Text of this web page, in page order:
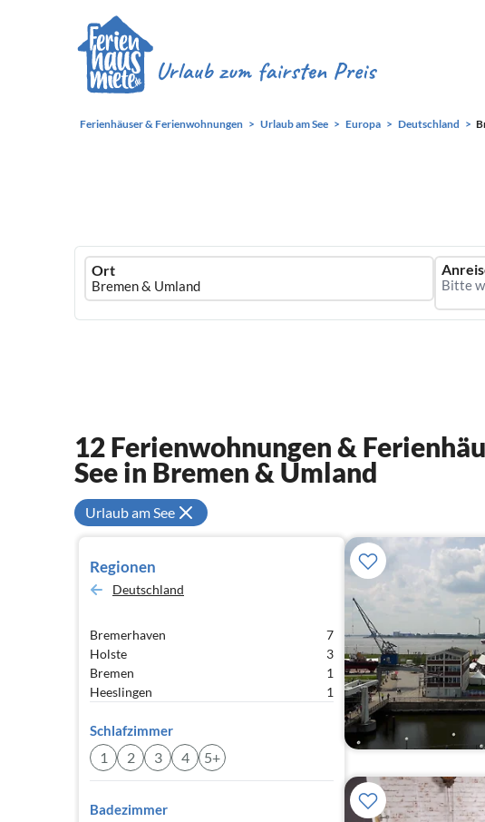
Ferienhäuser & Ferienwohnungen Urlaub am See Europa Deutschland
Ferienhausmiete
logo
Ort
12 Ferienwohnungen &
See in Bremen & Umland
Urlaub am See
Regionen
Deutschland
Bremerhaven
7
Holste
3
Bremen
1
Heeslingen
1
Schlafzimmer
1 2 3 4 5+
Badezimmer